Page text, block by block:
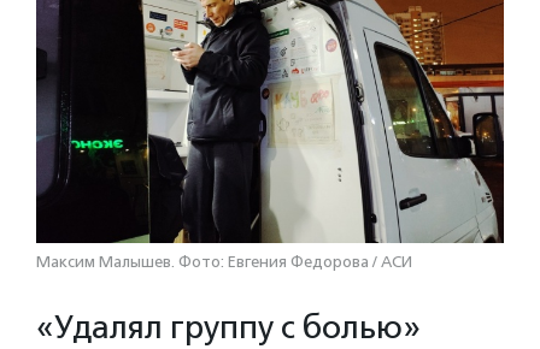
Максим Малышев. Фото: Евгения Федорова / АСИ
«Удалял группу с болью»